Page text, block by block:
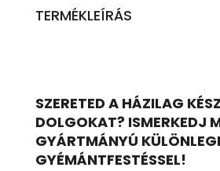
TERMÉKLEÍRÁS
SZERETED A HÁZILAG
DOLGOKAT? ISMERKEDJ
GYÁRTMÁNYÚ
GYÉMÁNTFESTÉSSEL!